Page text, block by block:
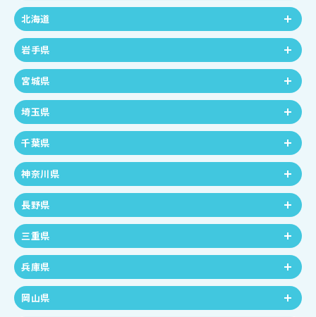
北海道
岩手県
宮城県
埼玉県
千葉県
神奈川県
長野県
三重県
兵庫県
岡山県